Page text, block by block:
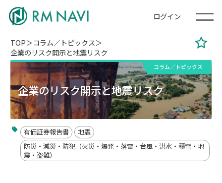
ログイン
TOP
コラム／トピックス
企業のリスク開示と地震リスク
コラム／トピックス
企業のリスク開示と地震リスク
有価証券報告書
地震
防災・減災・防犯（火災・爆発・落雷・台風・洪水・積雪・地
震・盗難）